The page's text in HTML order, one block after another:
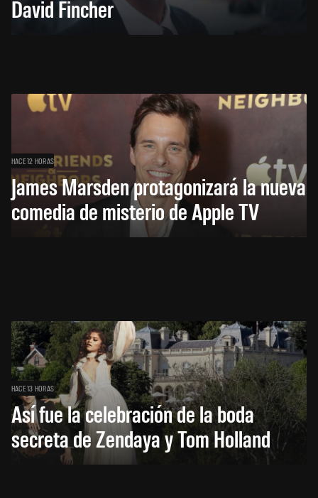
David Fincher
HACE 12 HORAS
James Marsden protagonizará la nueva
comedia de misterio de Apple TV
HACE 13 HORAS
Así fue la celebración de la boda
secreta de Zendaya y Tom Holland